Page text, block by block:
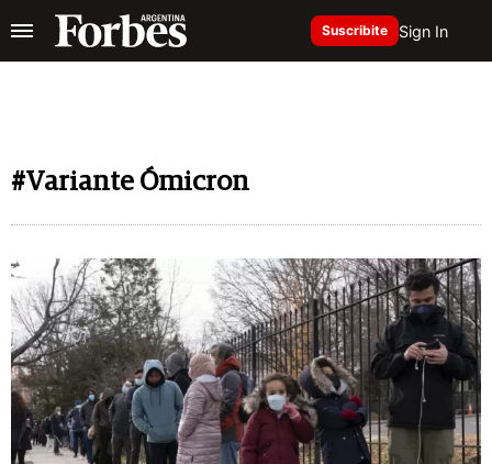
Suscribite Sign In
#Variante Ómicron